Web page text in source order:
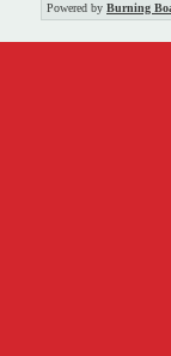
Powered by Burning